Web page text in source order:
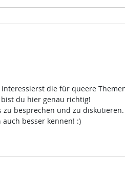
die für queere
bist du hier genau richtig!
zu besprechen und zu
besser kennen! :)